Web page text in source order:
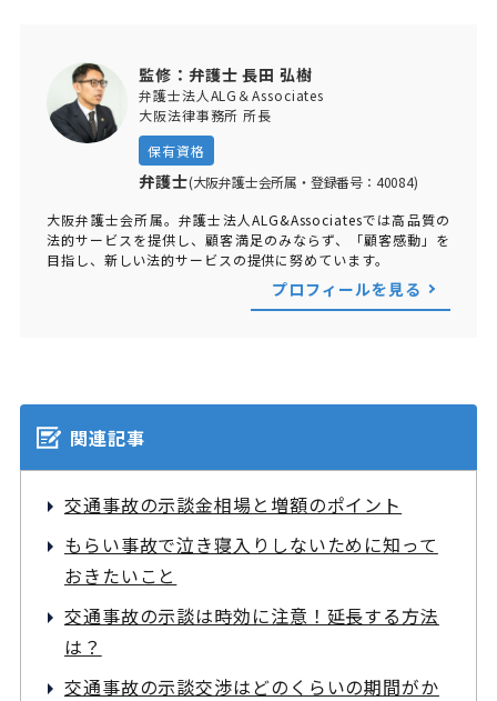
監修：弁護士 長田 弘樹
弁護士法人ALG＆Associates
大阪法律事務所 所長
保有資格
弁護士(大阪弁護士会所属・登録番号：40084)
大阪弁護士会所属。弁護士法人ALG&Associatesでは高品質の
法的サービスを提供し、顧客満足のみならず、「顧客感動」を
目指し、新しい法的サービスの提供に努めています。
プロフィールを見る
関連記事
交通事故の示談金相場と増額のポイント
もらい事故で泣き寝入りしないために知って
おきたいこと
交通事故の示談は時効に注意！延長する方法
は？
交通事故の示談交渉はどのくらいの期間がか